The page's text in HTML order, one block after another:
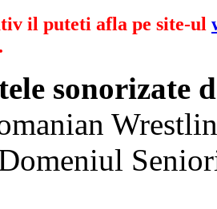
il puteti afla pe site-ul
sonorizate